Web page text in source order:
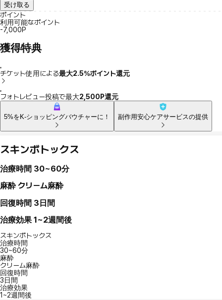
受け取る
ポイント
利用可能なポイント
-7,000P
獲得特典
チケット使用による最大2.5％ポイント還元
フォトレビュー投稿で最大2,500P還元
5%をK-ショッピングバウチャーに！ 副作用安心ケアサービスの提供
スキンボトックス
治療時間 30~60分
麻酔 クリーム麻酔
回復時間 3日間
治療効果 1~2週間後
スキンボトックス
治療時間
30~60分
麻酔
クリーム麻酔
回復時間
3日間
治療効果
1~2週間後